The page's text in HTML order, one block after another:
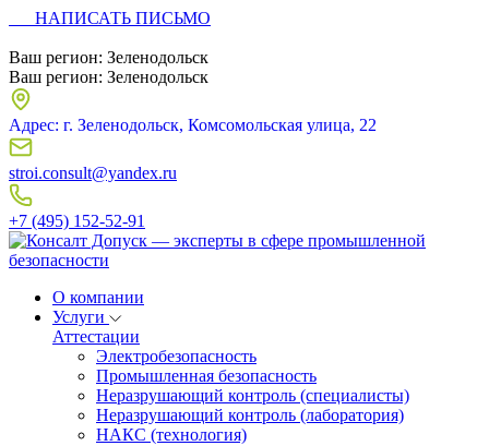
НАПИСАТЬ ПИСЬМО
Ваш регион: Зеленодольск
Ваш регион: Зеленодольск
Адрес: г. Зеленодольск, Комсомольская улица, 22
stroi.consult@yandex.ru
+7 (495) 152-52-91
О компании
Услуги
Аттестации
Электробезопасность
Промышленная безопасность
Неразрушающий контроль (специалисты)
Неразрушающий контроль (лаборатория)
НАКС (технология)